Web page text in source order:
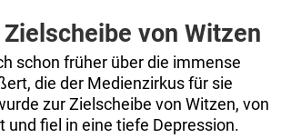
von Witzen
schon früher über die immense
die der Medienzirkus für sie
zur Zielscheibe von Witzen, von
und fiel in eine tiefe Depression.